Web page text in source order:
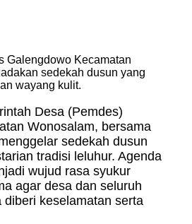
Galengdowo Kecamatan
sedekah dusun yang
wayang kulit.
Desa (Pemdes)
Wonosalam, bersama
sedekah dusun
tradisi leluhur. Agenda
wujud rasa syukur
agar desa dan seluruh
keselamatan serta